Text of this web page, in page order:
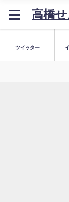
高橋
ツイッター